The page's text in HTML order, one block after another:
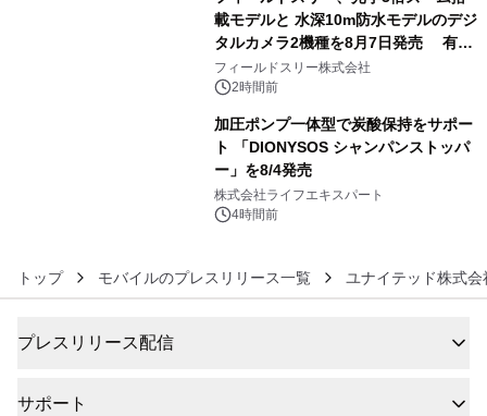
載モデルと 水深10m防水モデルのデジ
タルカメラ2機種を8月7日発売 有効
約1300万画素、用途別に選べるコンデ
ジ新登場
フィールドスリー株式会社
2時間前
加圧ポンプ一体型で炭酸保持をサポー
ト 「DIONYSOS シャンパンストッパ
ー」を8/4発売
株式会社ライフエキスパート
4時間前
トップ モバイルのプレスリリース一覧 ユナイテッド株式会
プレスリリース配信
サポート